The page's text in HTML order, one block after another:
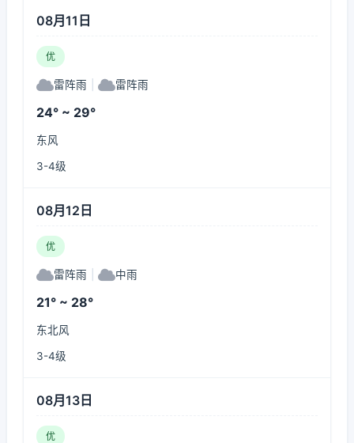
08月11日
优
雷阵雨 雷阵雨
24° ~ 29°
东风
3-4级
08月12日
优
雷阵雨 中雨
21° ~ 28°
东北风
3-4级
08月13日
优